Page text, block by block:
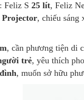
: Feliz S 25 lít, Feliz
, chiếu sáng
, cần phương tiện di
trẻ, yêu thích
, muốn sở hữu